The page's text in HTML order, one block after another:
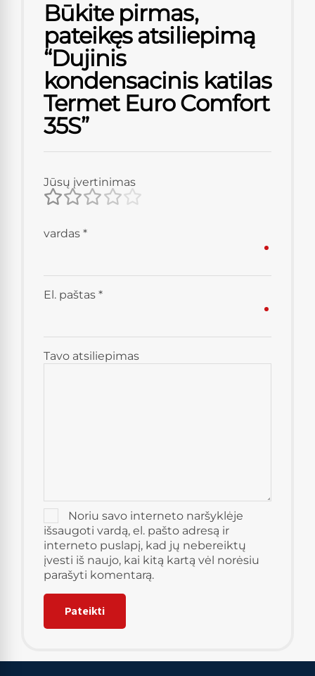
Būkite pirmas,
pateikęs atsiliepimą
“Dujinis
kondensacinis katilas
Termet Euro Comfort
35S”
Jūsų įvertinimas
Tavo atsiliepimas
vardas *
El. paštas *
Noriu savo interneto naršyklėje
išsaugoti vardą, el. pašto adresą ir
interneto puslapį, kad jų nebereiktų
įvesti iš naujo, kai kitą kartą vėl norėsiu
parašyti komentarą.